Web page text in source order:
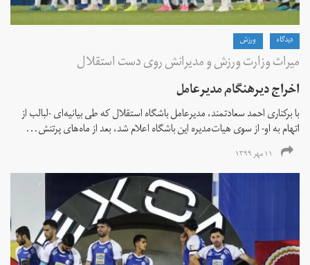
دیدگاه ورزش
میراث وزارت ورزش و مدیرانش روی دست استقلال
اخراج دیرهنگام مدیرعامل
با برکناری احمد سعادتمند، مدیرعامل باشگاه استقلال که طی بیانیه‌ای -لبالب از
اتهام به او- از سوی هیات‌مدیره این باشگاه اعلام شد، بعد از ماه‌های پرتنش...
۱۱ مهر ۱۳۹۹